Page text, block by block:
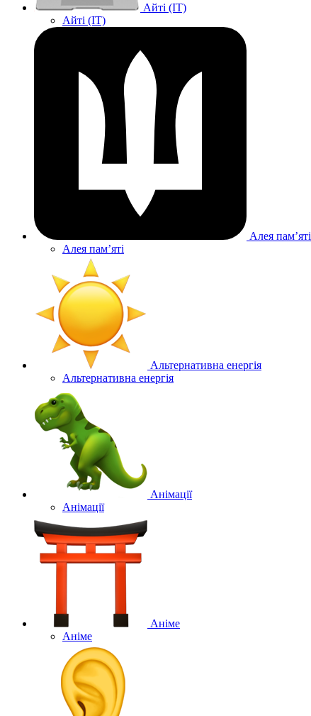
Айті (IT)
Айті (IT)
Алея памʼяті
Алея памʼяті
Альтернативна енергія
Альтернативна енергія
Анімації
Анімації
Аніме
Аніме